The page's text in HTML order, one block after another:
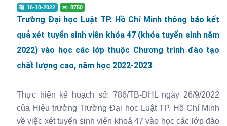
16-10-2022 8750
Trường Đại học Luật TP. Hồ Chí Minh thông báo kết
quả xét tuyển sinh viên khóa 47 (khóa tuyển sinh năm
2022) vào học các lớp thuộc Chương trình đào tạo
chất lượng cao, năm học 2022-2023
Thực hiện kế hoạch số: 786/TB-ĐHL ngày 26/9/2022
của Hiệu trưởng Trường Đại học Luật TP. Hồ Chí Minh
về việc xét tuyển sinh viên khoá 47 vào học các lớp đào